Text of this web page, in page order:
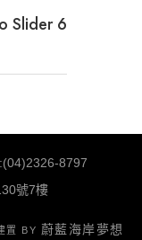
Slider 6
8797
號7樓
置 BY 蔚藍海岸夢想